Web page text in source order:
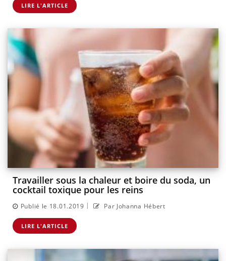
LIRE L'ARTICLE
Travailler sous la chaleur et boire du soda, un
cocktail toxique pour les reins
Publié le 18.01.2019 | Par Johanna Hébert
LIRE L'ARTICLE